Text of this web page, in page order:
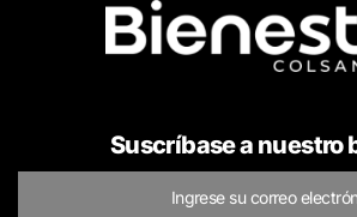
Suscríbase a nuestro